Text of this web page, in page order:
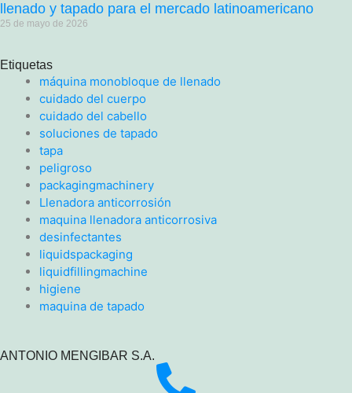
llenado y tapado para el mercado latinoamericano
25 de mayo de 2026
Etiquetas
máquina monobloque de llenado
cuidado del cuerpo
cuidado del cabello
soluciones de tapado
tapa
peligroso
packagingmachinery
Llenadora anticorrosión
maquina llenadora anticorrosiva
desinfectantes
liquidspackaging
liquidfillingmachine
higiene
maquina de tapado
ANTONIO MENGIBAR S.A.